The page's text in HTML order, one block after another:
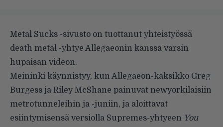
Metal Sucks -sivusto on tuottanut yhteistyössä
death metal -yhtye Allegaeonin kanssa varsin
hupaisan videon.
Meininki käynnistyy, kun Allegaeon-kaksikko Greg
Burgess ja Riley McShane painuvat newyorkilaisiin
metrotunneleihin ja -juniin, ja aloittavat
esiintymisensä versiolla Supremes-yhtyeen You